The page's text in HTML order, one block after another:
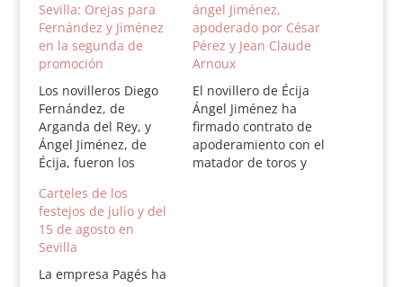
Sevilla: Orejas para
Fernández y Jiménez
en la segunda de
promoción
Los novilleros Diego
Fernández, de
Arganda del Rey, y
Ángel Jiménez, de
Écija, fueron los
segunda novillada de
promoción de jóvenes
valores celebrada en
la Real Maestranza de
Sevilla. Ambos
ángel Jiménez,
apoderado por César
Pérez y Jean Claude
Arnoux
El novillero de Écija
Ángel Jiménez ha
firmado contrato de
apoderamiento con el
matador de toros y
Carteles de los
festejos de julio y del
15 de agosto en
Sevilla
La empresa Pagés ha